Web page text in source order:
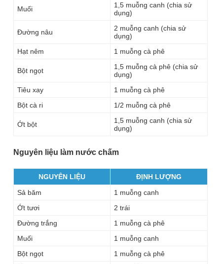
Muối
1,5 muỗng canh (chia sử
dụng)
Đường nâu
2 muỗng canh (chia sử
dụng)
Hạt nêm
1 muỗng cà phê
Bột ngọt
1,5 muỗng cà phê (chia sử
dụng)
Tiêu xay
1 muỗng cà phê
Bột cà ri
1/2 muỗng cà phê
Ớt bột
1,5 muỗng canh (chia sử
dụng)
Nguyên liệu làm nước chấm
NGUYÊN LIỆU
ĐỊNH LƯỢNG
Sả băm
1 muỗng canh
Ớt tươi
2 trái
Đường trắng
1 muỗng cà phê
Muối
1 muỗng canh
Bột ngọt
1 muỗng cà phê